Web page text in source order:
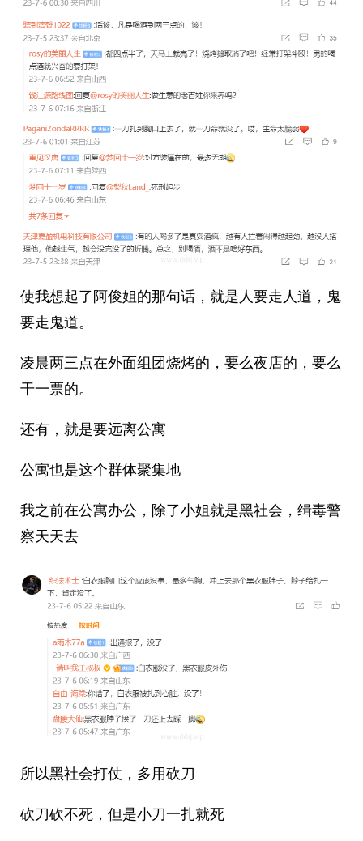
使我想起了阿俊姐的那句话，就是人要走人道，鬼
要走鬼道。
凌晨两三点在外面组团烧烤的，要么夜店的，要么
干一票的。
还有，就是要远离公寓
公寓也是这个群体聚集地
我之前在公寓办公，除了小姐就是黑社会，缉毒警
察天天去
所以黑社会打仗，多用砍刀
砍刀砍不死，但是小刀一扎就死